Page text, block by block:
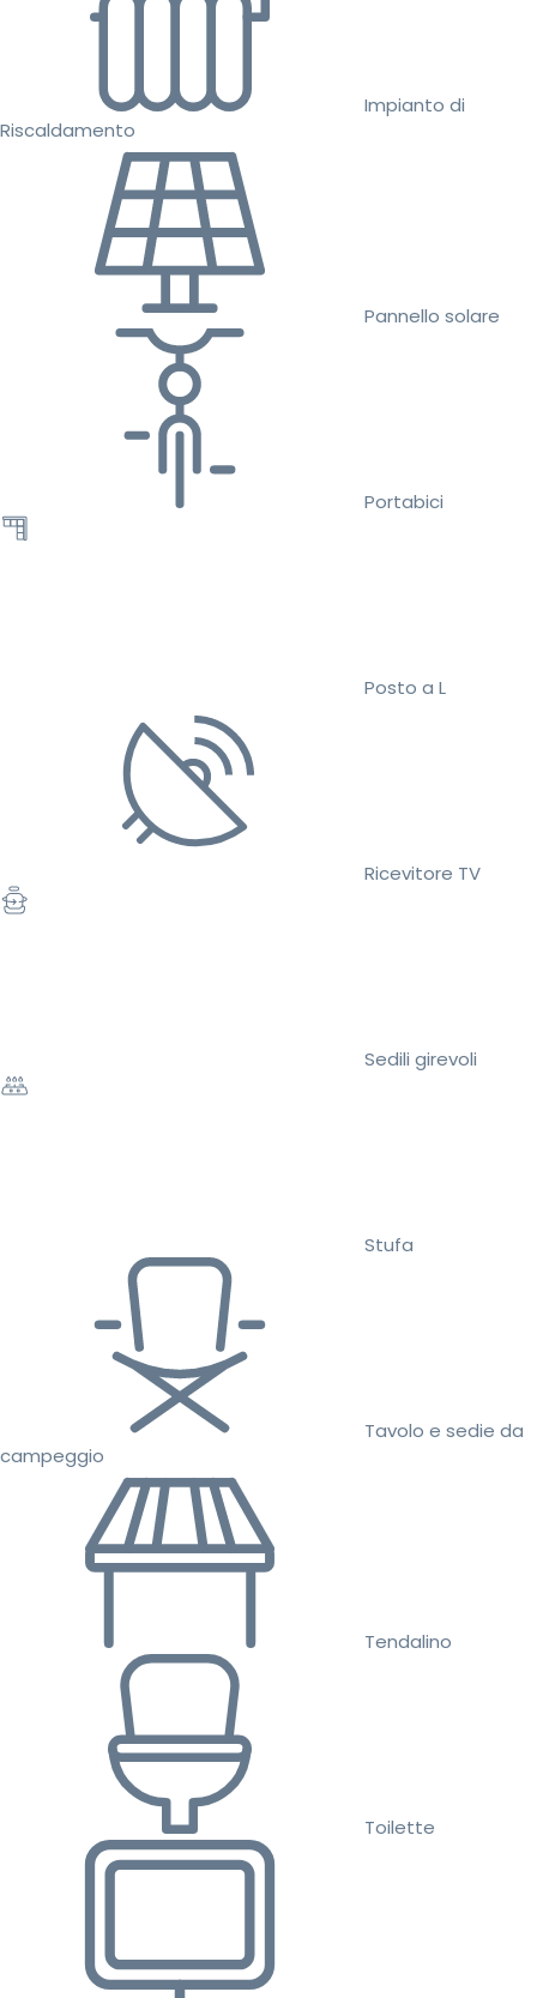
Impianto di
Riscaldamento
Pannello solare
Portabici
Posto a L
Ricevitore TV
Sedili girevoli
Stufa
Tavolo e sedie da
campeggio
Tendalino
Toilette